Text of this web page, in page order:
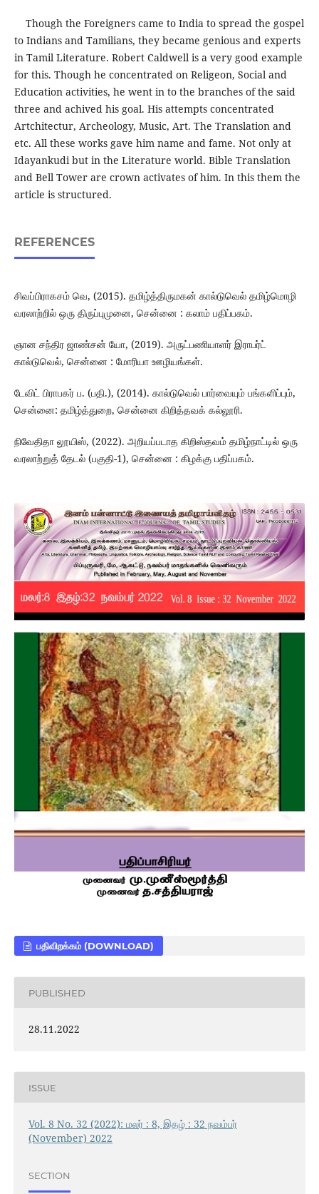
Though the Foreigners came to India to spread the gospel
to Indians and Tamilians, they became genious and experts
in Tamil Literature. Robert Caldwell is a very good example
for this. Though he concentrated on Religeon, Social and
Education activities, he went in to the branches of the said
three and achived his goal. His attempts concentrated
Artchitectur, Archeology, Music, Art. The Translation and
etc. All these works gave him name and fame. Not only at
Idayankudi but in the Literature world. Bible Translation
and Bell Tower are crown activates of him. In this them the
article is structured.
REFERENCES
சிவப்பிராகசம் வெ, (2015). தமிழ்த்திருமகன் கால்டுவெல் தமிழ்மொழி
வரலாற்றில் ஒரு திருப்புமுனை, சென்னை : கலாம் பதிப்பகம்.
ஞான சந்திர ஜாண்சன் யோ, (2019). அருட்பணியாளர் இராபர்ட்
கால்டுவெல், சென்னை : மோரியா ஊழியங்கள்.
டேவிட் பிராபகர் ப. (பதி.), (2014). கால்டுவெல் பார்வையும் பங்களிப்பும்,
சென்னை: தமிழ்த்துறை, சென்னை கிறித்தவக் கல்லூரி.
நிவேதிதா லூயிஸ், (2022). அறியப்படாத கிறிஸ்தவம் தமிழ்நாட்டில் ஒரு
வரலாற்றுத் தேடல் (பகுதி-1), சென்னை : கிழக்கு பதிப்பகம்.
பதிவிறக்கம் (DOWNLOAD)
PUBLISHED
28.11.2022
ISSUE
Vol. 8 No. 32 (2022): மலர் : 8, இதழ் : 32 நவம்பர்
(November) 2022
SECTION